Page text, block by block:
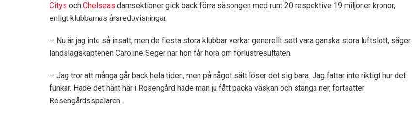
Citys och Chelseas damsektioner gick back förra säsongen med runt 20 respektive 19 miljoner kronor,
enligt klubbarnas årsredovisningar.
– Nu är jag inte så insatt, men de flesta stora klubbar verkar generellt sett vara ganska stora luftslott, säger
landslagskaptenen Caroline Seger när hon får höra om förlustresultaten.
– Jag tror att många går back hela tiden, men på något sätt löser det sig bara. Jag fattar inte riktigt hur det
funkar. Hade det hänt här i Rosengård hade man ju fått packa väskan och stänga ner, fortsätter
Rosengårdsspelaren.